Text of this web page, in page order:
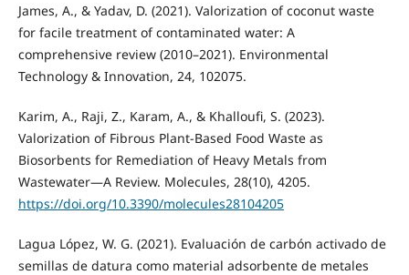
James, A., & Yadav, D. (2021). Valorization of coconut waste
for facile treatment of contaminated water: A
comprehensive review (2010–2021). Environmental
Technology & Innovation, 24, 102075.
Karim, A., Raji, Z., Karam, A., & Khalloufi, S. (2023).
Valorization of Fibrous Plant-Based Food Waste as
Biosorbents for Remediation of Heavy Metals from
Wastewater—A Review. Molecules, 28(10), 4205.
https://doi.org/10.3390/molecules28104205
Lagua López, W. G. (2021). Evaluación de carbón activado de
semillas de datura como material adsorbente de metales